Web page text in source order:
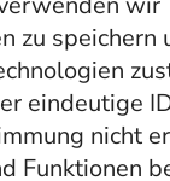
zu speichern
eindeutige
nicht
Funktionen